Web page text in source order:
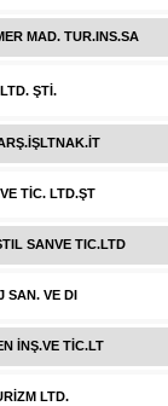
MAD. TUR.INS.SA
ŞTİ.
TİC. LTD.ŞT
SANVE TIC.LTD
SAN. VE DI
İNŞ.VE TİC.LT
LTD.